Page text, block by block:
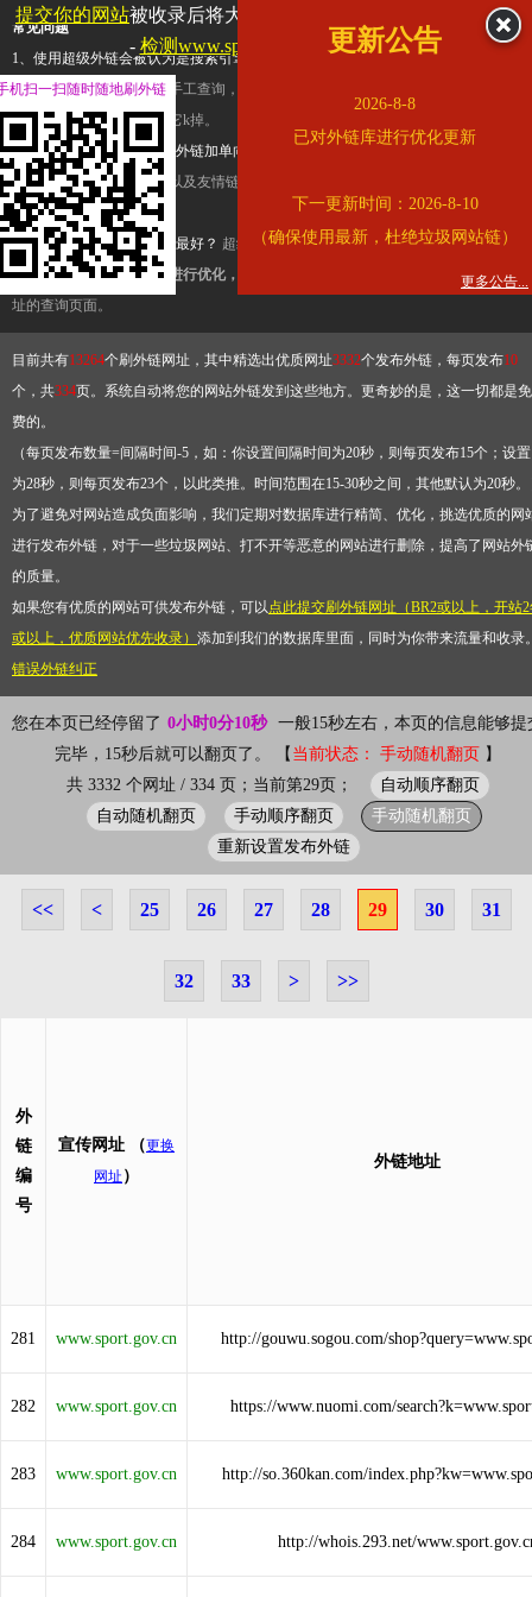
常见问题
1、使用超级外链会被认为是搜索引擎优化作弊吗？ 超级外链只是一个简便而集成
查询工具，模拟的是正常手工查询，不是作弊。如果是作弊，那您可以使用超级外
推广竞争对手的网址，让它k掉。
2、网站优化单纯依靠超级外链加单向链接可行吗？
链，需要结合普通的外链以及友情链接，您可以到站长论坛发布外链，到友情链接
台交换友情链接。
3、如何使用超级外链效果最好？ 超级外链不同于普通的外链，它是动态的链接，
有频繁使用超级外链工具进行优化，才能获得稳定的外链
，最终使搜索引擎收录带
址的查询页面。
目前共有13264个刷外链网址，其中精选出优质网址3332个发布外链，每页发布10
个，共334页。系统自动将您的网站外链发到这些地方。更奇妙的是，这一切都是免
费的。
（每页发布数量=间隔时间-5，如：你设置间隔时间为20秒，则每页发布15个；设置
为28秒，则每页发布23个，以此类推。时间范围在15-30秒之间，其他默认为20秒
为了避免对网站造成负面影响，我们定期对数据库进行精简、优化，挑选优质的网
进行发布外链，对于一些垃圾网站、打不开等恶意的网站进行删除，提高了网站外
的质量。
如果您有优质的网站可供发布外链，可以点此提交刷外链网址（BR2或以上，开站
或以上，优质网站优先收录） 添加到我们的数据库里面，同时为你带来流量和收录
错误外链纠正
您在本页已经停留了 0小时0分10秒 一般15秒左右，本页的信息能够提
完毕，15秒后就可以翻页了。 【 当前状态： 手动随机翻页 】
共 3332 个网址 / 334 页；当前第29页；
自动顺序翻页
自动随机翻页
手动顺序翻页
手动随机翻页
重新设置发布外链
<< < 25 26 27 28 29 30 31
32 33 > >>
外
链
编
号
宣传网址 （更换
网址 ）
外链地址
281 www.sport.gov.cn http://gouwu.sogou.com/
282 www.sport.gov.cn https://www.nuomi.com/
283 www.sport.gov.cn http://so.360kan.com/
284 www.sport.gov.cn http://whois.293.net/
提交你的网站被收录后将大幅提升流量和外链，
查看展示页面
- 检测www.sport.gov.cn是否收录
更新公告
2026-8-8
已对外链库进行优化更新
下一更新时间：2026-8-10
（确保使用最新，杜绝垃圾网站链）
更多公告...
机扫一扫随时随地刷外链